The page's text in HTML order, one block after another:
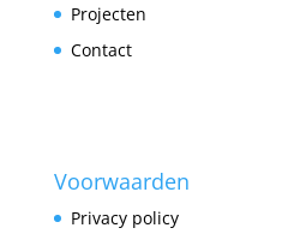
Projecten
Contact
Voorwaarden
Privacy policy